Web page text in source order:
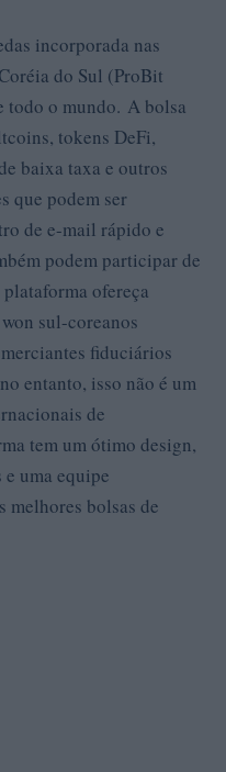
incorporada nas
do Sul (ProBit
todo o mundo. A bolsa
tokens DeFi,
baixa taxa e outros
que podem ser
de e-mail rápido e
podem participar de
ofereça
sul-coreanos
fiduciários
entanto, isso não é um
de
tem um ótimo design,
uma equipe
melhores bolsas de